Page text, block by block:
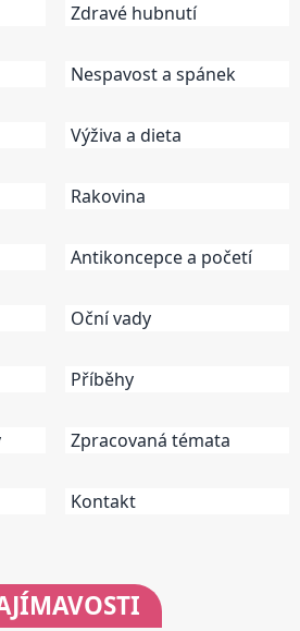
Zdravé hubnutí
Nespavost a spánek
Výživa a dieta
Rakovina
Antikoncepce a početí
Oční vady
Příběhy
Zpracovaná témata
Kontakt